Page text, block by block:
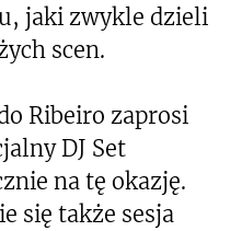
jaki zwykle dzieli
scen.
Ribeiro zaprosi
DJ Set
na tę okazję.
się także sesja